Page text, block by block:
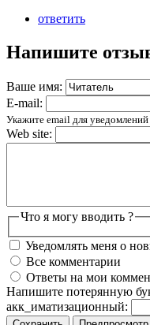
ответить
Напишите
Ваше имя:
E-mail:
Укажите email для уведомлений
Web site:
Что я могу вводить ?
Уведомлять меня о
Все комментарии
Ответы на мои
Напишите потерянную
акк_иматизационный: